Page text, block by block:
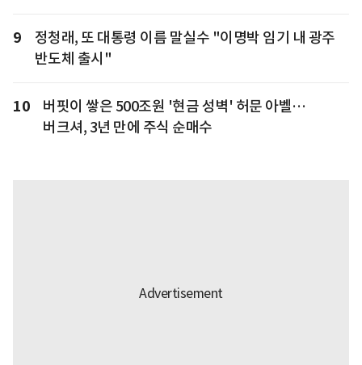
9
정청래, 또 대통령 이름 말실수 "이명박 임기 내 광주
반도체 출시"
10
버핏이 쌓은 500조원 '현금 성벽' 허문 아벨…
버크셔, 3년 만에 주식 순매수